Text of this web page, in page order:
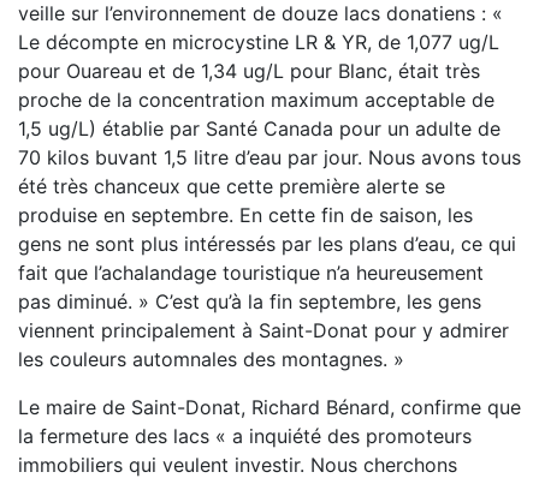
veille sur l’environnement de douze lacs donatiens : «
Le décompte en microcystine LR & YR, de 1,077 ug/L
pour Ouareau et de 1,34 ug/L pour Blanc, était très
proche de la concentration maximum acceptable de
1,5 ug/L) établie par Santé Canada pour un adulte de
70 kilos buvant 1,5 litre d’eau par jour. Nous avons tous
été très chanceux que cette première alerte se
produise en septembre. En cette fin de saison, les
gens ne sont plus intéressés par les plans d’eau, ce qui
fait que l’achalandage touristique n’a heureusement
pas diminué. » C’est qu’à la fin septembre, les gens
viennent principalement à Saint-Donat pour y admirer
les couleurs automnales des montagnes. »
Le maire de Saint-Donat, Richard Bénard, confirme que
la fermeture des lacs « a inquiété des promoteurs
immobiliers qui veulent investir. Nous cherchons